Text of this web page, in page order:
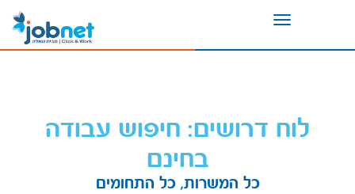
Toggle
לוח דרושים: חיפוש עבודה
בחינם
כל המשרות, כל התחומים